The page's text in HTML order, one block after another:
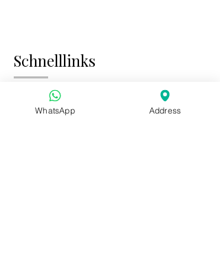
Schnelllinks
Startseite Besuch der Gärten
WhatsApp Address